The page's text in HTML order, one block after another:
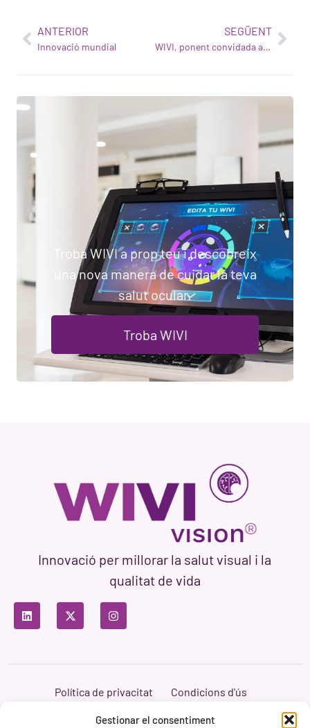
Gestionar el consentiment
ANTERIOR
Innovació mundial
SEGÜENT
WIVI, ponent convidada a la Cimera Watson de Madrid
Troba WIVI a prop teu i descobreix
una nova manera de cuidar la teva
salut ocular.
Troba WIVI
Innovació per millorar la salut visual i la
qualitat de vida
Política de privacitat
Condicions d'ús
Branding i Web ASH Proyectos Creativos